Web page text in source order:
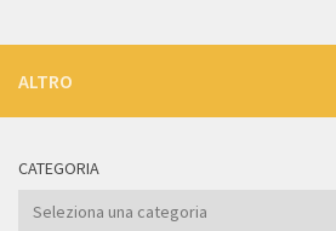
ALTRO
CATEGORIA
Categoria